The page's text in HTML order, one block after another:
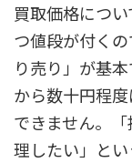
買取価格につ
つ値段が付く
り売り」が基
から数十円程
できません。
理したい」とい